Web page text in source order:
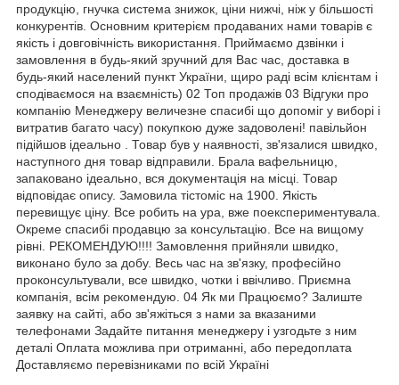
продукцію, гнучка система знижок, ціни нижчі, ніж у більшості
конкурентів. Основним критерієм продаваних нами товарів є
якість і довговічність використання. Приймаємо дзвінки і
замовлення в будь-який зручний для Вас час, доставка в
будь-який населений пункт України, щиро раді всім клієнтам і
сподіваємося на взаємність) 02 Топ продажів 03 Відгуки про
компанію Менеджеру величезне спасибі що допоміг у виборі і
витратив багато часу) покупкою дуже задоволені! павільйон
підійшов ідеально . Товар був у наявності, зв'язалися швидко,
наступного дня товар відправили. Брала вафельницю,
запаковано ідеально, вся документація на місці. Товар
відповідає опису. Замовила тістоміс на 1900. Якість
перевищує ціну. Все робить на ура, вже поекспериментувала.
Окреме спасибі продавцю за консультацію. Все на вищому
рівні. РЕКОМЕНДУЮ!!!! Замовлення прийняли швидко,
виконано було за добу. Весь час на зв'язку, професійно
проконсультували, все швидко, чотки і ввічливо. Приємна
компанія, всім рекомендую. 04 Як ми Працюємо? Залиште
заявку на сайті, або зв'яжіться з нами за вказаними
телефонами Задайте питання менеджеру і узгодьте з ним
деталі Оплата можлива при отриманні, або передоплата
Доставляємо перевізниками по всій Україні